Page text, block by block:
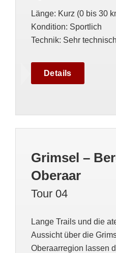
Länge: Kurz (0 bis 30
Kondition: Sportlich
Technik: Sehr technisch
Details
Grimsel –
Oberaar
Tour 04
Lange Trails und die
Aussicht über die
Oberaarregion lassen